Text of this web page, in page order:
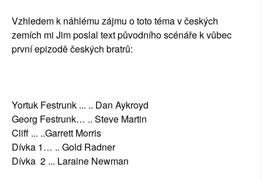
Vzhledem k náhlému zájmu o toto téma v českých
zemích mi Jim poslal text původního scénáře k vůbec
první epizodě českých bratrů:
Yortuk Festrunk ... .. Dan Aykroyd
Georg Festrunk… .. Steve Martin
Cliff ... ..Garrett Morris
Dívka 1… .. Gold Radner
Dívka 2 ... Laraine Newman